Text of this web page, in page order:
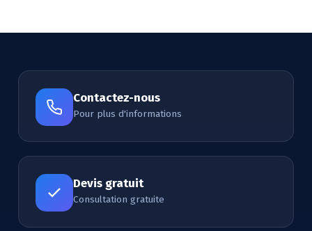
Contactez-nous
Pour plus d'informations
Devis gratuit
Consultation gratuite